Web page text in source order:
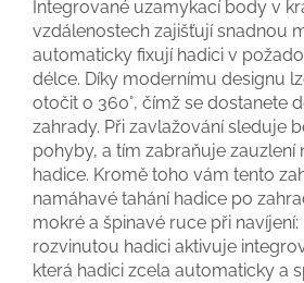
Integrované uzamykací body v
vzdálenostech zajišťují snadnou
automaticky fixují hadici v
délce. Díky modernímu designu
otočit o 360°, čímž se dostanete
zahrady. Při zavlažování sleduje
pohyby, a tím zabraňuje zauzlení
hadice. Kromě toho vám tento
namáhavé tahání hadice po
mokré a špinavé ruce při navíjení:
rozvinutou hadici aktivuje
která hadici zcela automaticky a